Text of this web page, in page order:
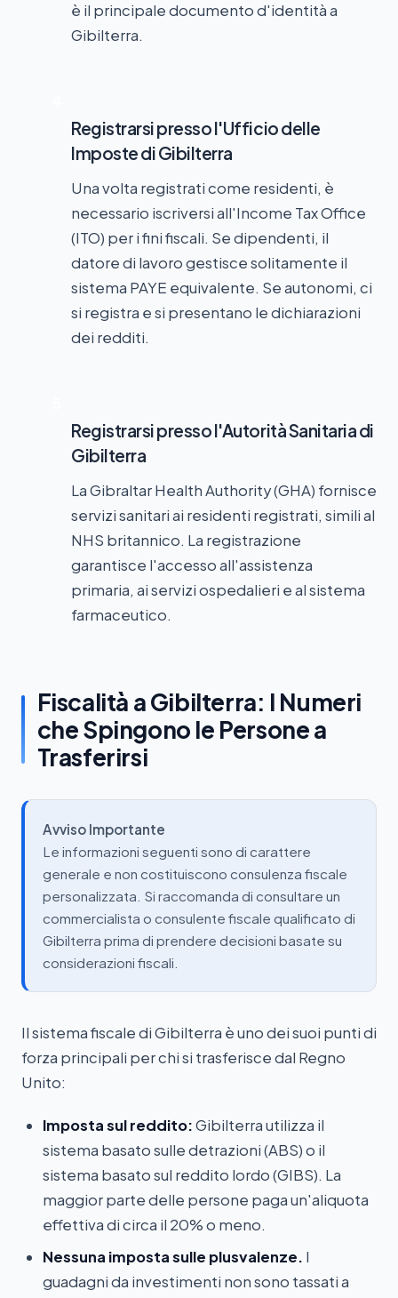
è il principale documento d'identità a
Gibilterra.
Registrarsi presso l'Ufficio delle
Imposte di Gibilterra
Una volta registrati come residenti, è
necessario iscriversi all'Income Tax Office
(ITO) per i fini fiscali. Se dipendenti, il
datore di lavoro gestisce solitamente il
sistema PAYE equivalente. Se autonomi, ci
si registra e si presentano le dichiarazioni
dei redditi.
Registrarsi presso l'Autorità Sanitaria di
Gibilterra
La Gibraltar Health Authority (GHA) fornisce
servizi sanitari ai residenti registrati, simili al
NHS britannico. La registrazione
garantisce l'accesso all'assistenza
primaria, ai servizi ospedalieri e al sistema
farmaceutico.
Fiscalità a Gibilterra: I Numeri
che Spingono le Persone a
Trasferirsi
Avviso Importante
Le informazioni seguenti sono di carattere
generale e non costituiscono consulenza fiscale
personalizzata. Si raccomanda di consultare un
commercialista o consulente fiscale qualificato di
Gibilterra prima di prendere decisioni basate su
considerazioni fiscali.
Il sistema fiscale di Gibilterra è uno dei suoi punti di
forza principali per chi si trasferisce dal Regno
Unito:
Imposta sul reddito:Gibilterra utilizza il
sistema basato sulle detrazioni (ABS) o il
sistema basato sul reddito lordo (GIBS). La
maggior parte delle persone paga un'aliquota
effettiva di circa il 20% o meno.
Nessuna imposta sulle plusvalenze. I
guadagni da investimenti non sono tassati a